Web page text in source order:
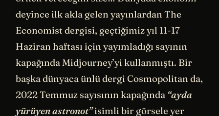
deyince ilk akla gelen yayınlardan The
Economist dergisi, geçtiğimiz yıl 11-17
Haziran haftası için yayımladığı sayının
kapağında Midjourney’yi kullanmıştı. Bir
başka dünyaca ünlü dergi Cosmopolitan da,
2022 Temmuz sayısının kapağında “ayda
yürüyen astronot”isimli bir görsele yer